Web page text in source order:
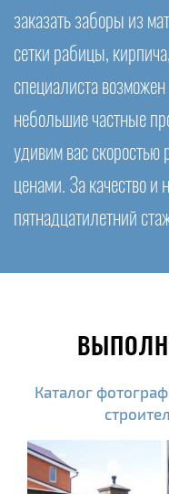
заказать заборы из
сетки рабицы,
специалиста
небольшие частные
удивим вас
ценами. За качество и
пятнадцатилетний
Каталог